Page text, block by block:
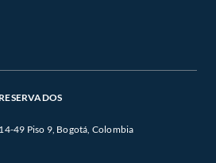
49 Piso 9, Bogotá, Colombia